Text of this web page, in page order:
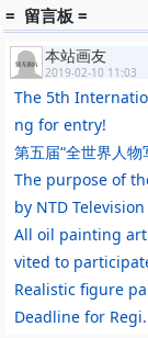
2011年《新生》
2011年5月参加《
社拍卖有限公司
2011年6月参加《
2011年6月参加《
2011年10月参加
2011年10月参加兰
画30家精品联展”
2个人作品
漫画
《小哥们儿》《中
《特殊地段》《
《淘淘皮》《脚印
《门的形成》《困惑
= 留言板 =
本站画友
2019-02-10 11:03
The 5th
ng for entry!
第五届“全世界人物
The purpose of
by NTD
All oil painting
vited to
Realistic figure
Deadline for